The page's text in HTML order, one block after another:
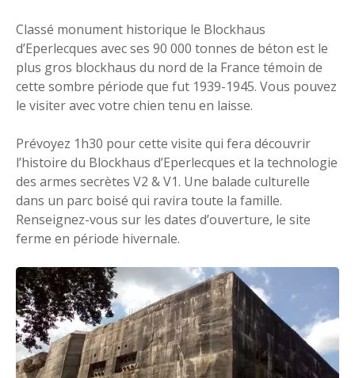
Classé monument historique le Blockhaus
d’Eperlecques avec ses 90 000 tonnes de béton est le
plus gros blockhaus du nord de la France témoin de
cette sombre période que fut 1939-1945. Vous pouvez
le visiter avec votre chien tenu en laisse.
Prévoyez 1h30 pour cette visite qui fera découvrir
l’histoire du Blockhaus d’Eperlecques et la technologie
des armes secrètes V2 & V1. Une balade culturelle
dans un parc boisé qui ravira toute la famille.
Renseignez-vous sur les dates d’ouverture, le site
ferme en période hivernale.